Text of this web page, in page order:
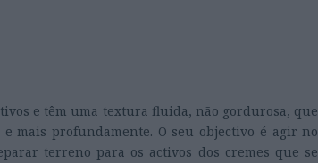
e têm uma textura fluida, não gordurosa, que
mais profundamente. O seu objectivo é agir no
terreno para os activos dos cremes que se